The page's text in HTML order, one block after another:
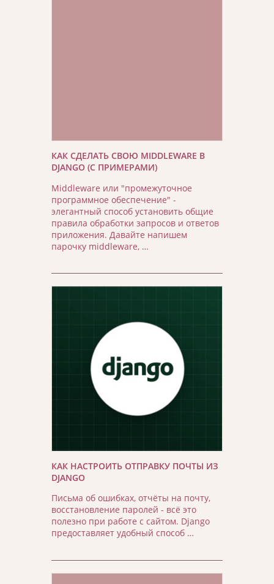
КАК СДЕЛАТЬ СВОЮ MIDDLEWARE В
DJANGO (С ПРИМЕРАМИ)
Middleware или "промежуточное
программное обеспечение" -
элегантный способ установить общие
правила обработки запросов и ответов
приложения. Давайте напишем
парочку middleware, …
КАК НАСТРОИТЬ ОТПРАВКУ ПОЧТЫ ИЗ
DJANGO
Письма об ошибках, отчёты на почту,
восстановление паролей - всё это
полезно при работе с сайтом. Django
предоставляет удобный способ …